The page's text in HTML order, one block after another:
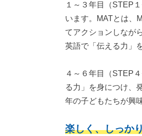
１～３年目（STEP
います。MATとは、
てアクションしなが
英語で「伝える力」
４～６年目（STEP
る力」を身につけ、
年の子どもたちが興
楽しく、しっか